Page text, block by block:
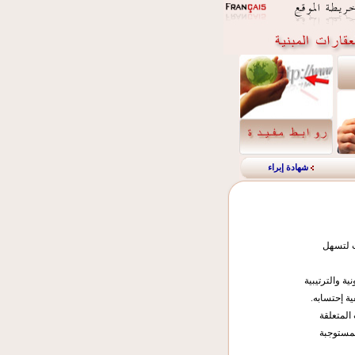
شهادة إبراء
لتسهل
والترتيبية
إحتسابه.